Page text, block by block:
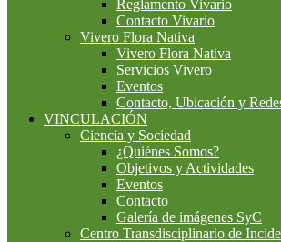
Reglamento Vivario
Contacto Vivario
Vivero Flora Nativa
Vivero Flora Nativa
Servicios Vivero
Eventos
Contacto, Ubicación y
VINCULACIÓN
Ciencia y Sociedad
¿Quiénes Somos?
Objetivos y Actividades
Eventos
Contacto
Galería de imágenes SyC
Centro Transdisciplinario de